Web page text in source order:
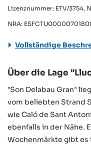
Lizenznummer: ETV/3754,
NRA:
Vollständige
Über die Lage
"Son Delabau Gran"
vom beliebten Strand
wie Caló de Sant
ebenfalls in der Nähe.
Wochenmärkte gibt es